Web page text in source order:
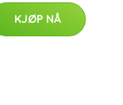
KJØP NÅ